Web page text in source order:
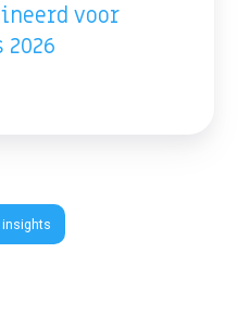
voor
insights